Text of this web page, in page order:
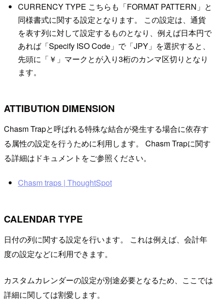
CURRENCY TYPE こちらも「FORMAT PATTERN」と
同様書式に関する設定となります。 この設定は、通貨
を表す列に対して設定するものとなり、例えば日本円で
あれば「Specify ISO Code」で「JPY」を選択すると、
先頭に「￥」マークとが入り3桁のカンマ区切りとなり
ます。
ATTIBUTION DIMENSION
Chasm Trapと呼ばれる特殊な結合が発生する場合に依存す
る属性の設定を行うために利用します。 Chasm Trapに関す
る詳細はドキュメントをご参照ください。
Chasm traps | ThoughtSpot
CALENDAR TYPE
日付の列に関する設定を行います。 これは例えば、会計年
度の設定などに利用できます。
カスタムカレンダーの設定が別途必要となるため、ここでは
詳細に関しては割愛します。